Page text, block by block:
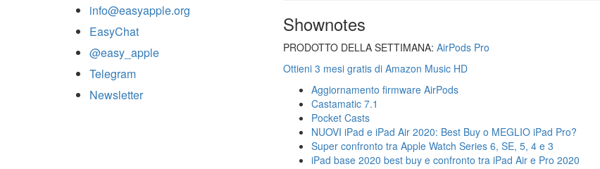
info@easyapple.org
EasyChat
@easy_apple
Telegram
Newsletter
Shownotes
PRODOTTO DELLA SETTIMANA: AirPods Pro
Ottieni 3 mesi gratis di Amazon Music HD
Aggiornamento firmware AirPods
Castamatic 7.1
Pocket Casts
NUOVI iPad e iPad Air 2020: Best Buy o MEGLIO iPad Pro?
Super confronto tra Apple Watch Series 6, SE, 5, 4 e 3
iPad base 2020 best buy e confronto tra iPad Air e Pro 2020